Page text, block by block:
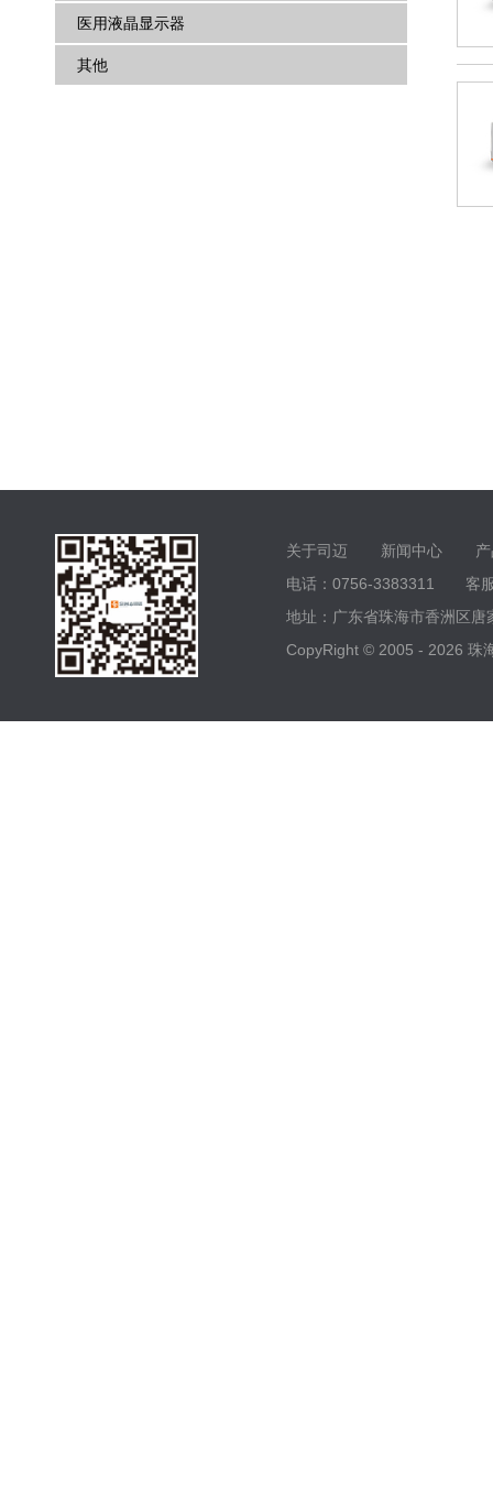
医用液晶显示器
其他
关于司迈 新闻中心
电话：0756-3383311 客
地址：广东省珠海市香洲区
CopyRight © 2005 - 2026